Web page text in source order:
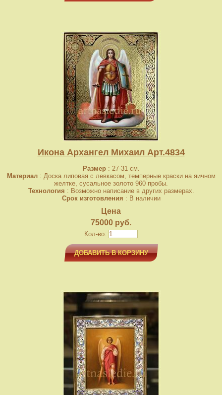
Икона Архангел Михаил Арт.4834
Размер: 27-31 см.
Материал: Доска липовая с левкасом, темперные краски на яичном
желтке, сусальное золото 960 пробы.
Технология : Возможно написание в других размерах.
Срок изготовления : В наличии
Цена
75000 руб.
Кол-во:
ДОБАВИТЬ В КОРЗИНУ